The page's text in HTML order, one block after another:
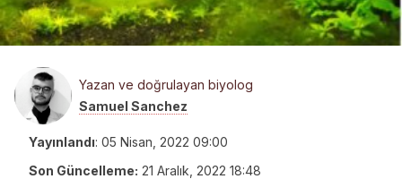
Yazan ve doğrulayan biyolog
Samuel Sanchez
Yayınlandı: 05 Nisan, 2022 09:00
Son Güncelleme: 21 Aralık, 2022 18:48